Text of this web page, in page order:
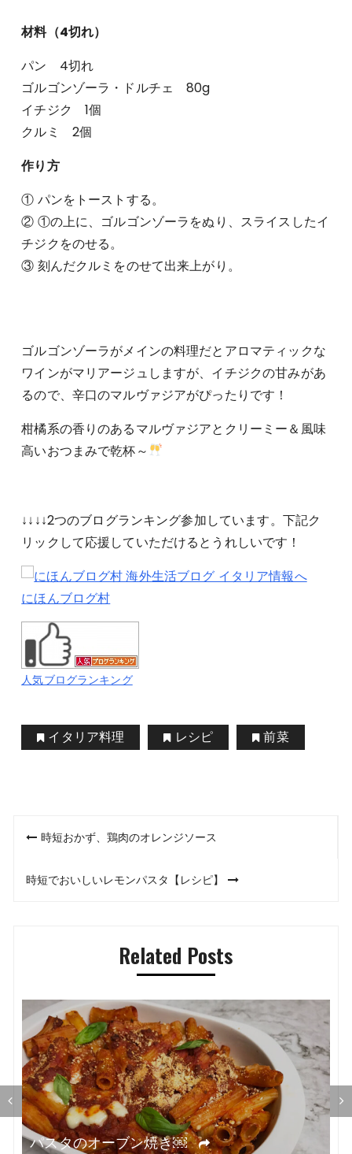
材料（4切れ）
パン 4切れ
ゴルゴンゾーラ・ドルチェ 80g
イチジク 1個
クルミ 2個
作り方
① パンをトーストする。
② ①の上に、ゴルゴンゾーラをぬり、スライスしたイ
チジクをのせる。
③ 刻んだクルミをのせて出来上がり。
ゴルゴンゾーラがメインの料理だとアロマティックな
ワインがマリアージュしますが、イチジクの甘みがあ
るので、辛口のマルヴァジアがぴったりです！
柑橘系の香りのあるマルヴァジアとクリーミー＆風味
高いおつまみで乾杯～
↓↓↓↓2つのブログランキング参加しています。下記ク
リックして応援していただけるとうれしいです！
にほんブログ村
人気ブログランキング
イタリア料理 レシピ 前菜
投
ナ
ー
シ
ョ
ン
時短おかず、鶏肉のオレンジソース
時短でおいしいレモンパスタ【レシピ】
Related Posts
パスタのオーブン焼き￼